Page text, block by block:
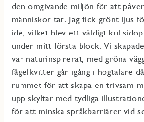
den omgivande miljön för att
människor tar. Jag fick grönt ljus
idé, vilket blev ett väldigt kul
under mitt första block. Vi
var naturinspirerat, med gröna
fågelkvitter går igång i högtalare
rummet för att skapa en trivsam
upp skyltar med tydliga
för att minska språkbarriärer vid